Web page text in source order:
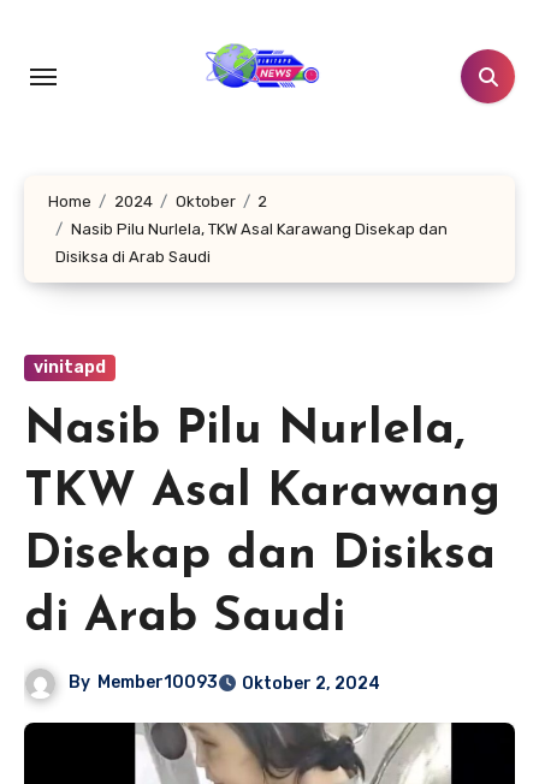
konten
Home 2024 Oktober
2
Nasib Pilu Nurlela, TKW Asal Karawang Disekap dan
Disiksa di Arab Saudi
vinitapd
Nasib Pilu Nurlela,
TKW Asal Karawang
Disekap dan Disiksa
di Arab Saudi
By Member10093 Oktober 2, 2024